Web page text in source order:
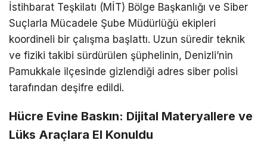
İstihbarat Teşkilatı (MİT) Bölge Başkanlığı ve Siber
Suçlarla Mücadele Şube Müdürlüğü ekipleri
koordineli bir çalışma başlattı. Uzun süredir teknik
ve fiziki takibi sürdürülen şüphelinin, Denizli’nin
Pamukkale ilçesinde gizlendiği adres siber polisi
tarafından deşifre edildi.
Hücre Evine Baskın: Dijital Materyallere ve
Lüks Araçlara El Konuldu